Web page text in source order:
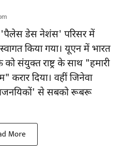
डेस नेशंस' परिसर में
किया गया। यूएन में भारत
संयुक्त राष्ट्र के साथ "हमारी
दिया। वहीं जिनेवा
से सबको रूबरू
More